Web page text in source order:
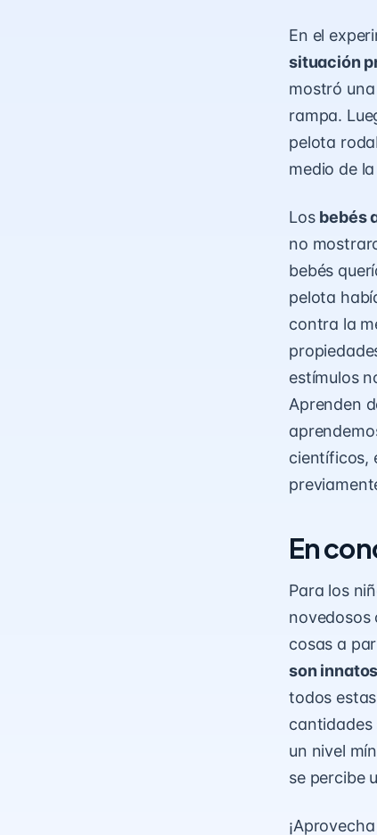
En el
situación
mostró
rampa.
pelota
medio de
Los bebés
no
bebés
pelota
contra la
estímulos
Aprenden
científicos,
En
Para los
novedosos
cosas a
son
todos
cantidades
un nivel
se percibe